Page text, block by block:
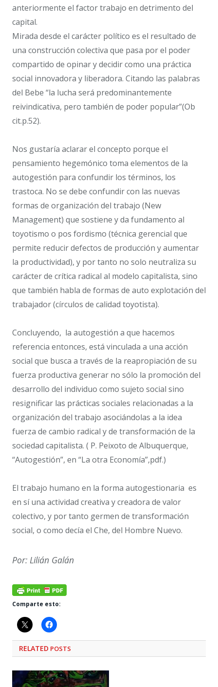
anteriormente el factor trabajo en detrimento del
capital.
Mirada desde el carácter político es el resultado de
una construcción colectiva que pasa por el poder
compartido de opinar y decidir como una práctica
social innovadora y liberadora. Citando las palabras
del Bebe “la lucha será predominantemente
reivindicativa, pero también de poder popular”(Ob
cit.p.52).
Nos gustaría aclarar el concepto porque el
pensamiento hegemónico toma elementos de la
autogestión para confundir los términos, los
trastoca. No se debe confundir con las nuevas
formas de organización del trabajo (New
Management) que sostiene y da fundamento al
toyotismo o pos fordismo (técnica gerencial que
permite reducir defectos de producción y aumentar
la productividad), y por tanto no solo neutraliza su
carácter de crítica radical al modelo capitalista, sino
que también habla de formas de auto explotación del
trabajador (círculos de calidad toyotista).
Concluyendo, la autogestión a que hacemos
referencia entonces, está vinculada a una acción
social que busca a través de la reapropiación de su
fuerza productiva generar no sólo la promoción del
desarrollo del individuo como sujeto social sino
resignificar las prácticas sociales relacionadas a la
organización del trabajo asociándolas a la idea
fuerza de cambio radical y de transformación de la
sociedad capitalista. ( P. Peixoto de Albuquerque,
“Autogestión”, en “La otra Economía”,pdf.)
El trabajo humano en la forma autogestionaria es
en sí una actividad creativa y creadora de valor
colectivo, y por tanto germen de transformación
social, o como decía el Che, del Hombre Nuevo.
Por: Lilián Galán
Comparte esto:
RELATED POSTS